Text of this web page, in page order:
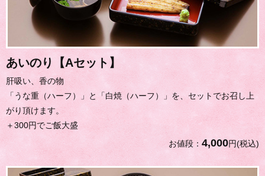
あいのり【Aセット】
肝吸い、香の物
「うな重（ハーフ）」と「白焼（ハーフ）」を、セットでお召し上
がり頂けます。
＋300円でご飯大盛
お値段： 4,000円(税込)